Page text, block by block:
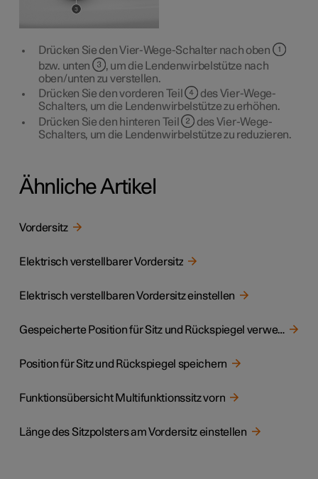
Drücken Sie den Vier-Wege-Schalter nach oben
bzw. unten
, um die Lendenwirbelstütze nach
oben/unten zu verstellen.
Drücken Sie den vorderen Teil
des Vier-Wege-
Schalters, um die Lendenwirbelstütze zu erhöhen.
Drücken Sie den hinteren Teil
des Vier-Wege-
Schalters, um die Lendenwirbelstütze zu reduzieren.
Ähnliche Artikel
Vordersitz
Elektrisch verstellbarer Vordersitz
Elektrisch verstellbaren Vordersitz einstellen
Gespeicherte Position für Sitz und Rückspiegel verwenden
Position für Sitz und Rückspiegel speichern
Funktionsübersicht Multifunktionssitz vorn
Länge des Sitzpolsters am Vordersitz einstellen